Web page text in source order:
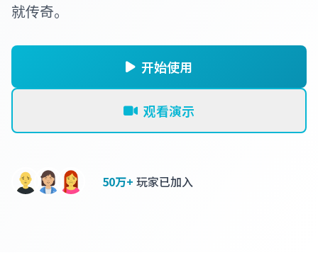
就传奇。
开始使用
观看演示
50万+ 玩家已加入